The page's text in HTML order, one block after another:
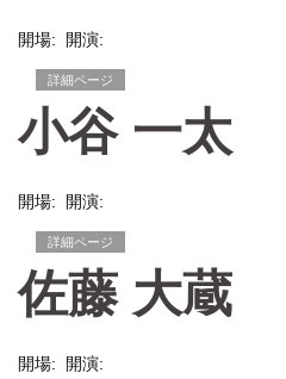
開場: 開演:
詳細ページ
小谷 一太
開場: 開演:
詳細ページ
佐藤 大蔵
開場: 開演: